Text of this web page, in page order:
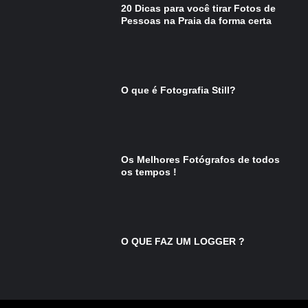
20 Dicas para você tirar Fotos de
Pessoas na Praia da forma certa
O que é Fotografia Still?
Os Melhores Fotógrafos de todos
os tempos !
O QUE FAZ UM LOGGER ?